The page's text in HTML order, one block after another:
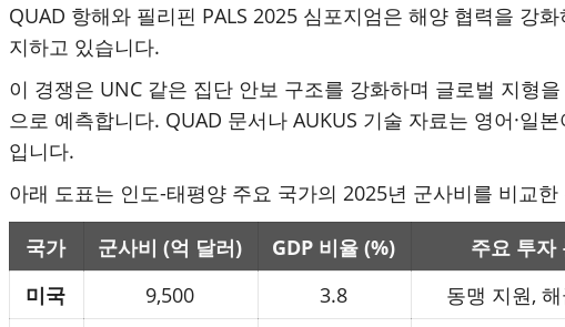
QUAD 항해와 필리핀 PALS 2025 심포지엄은 해양 협력을 강
지하고 있습니다.
이 경쟁은 UNC 같은 집단 안보 구조를 강화하며 글로벌 지형
으로 예측합니다. QUAD 문서나 AUKUS 기술 자료는 영어·일
입니다.
아래 도표는 인도-태평양 주요 국가의 2025년 군사비를 비교
국가 군사비 (억 달러) GDP 비율 (%)
주요 투자
미국
9,500 3.8 동맹 지원,